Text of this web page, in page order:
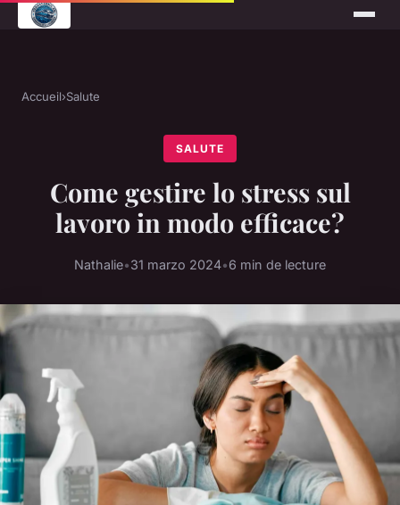
Accueil›Salute
SALUTE
Come gestire lo stress sul
lavoro in modo efficace?
Nathalie•31 marzo 2024•6 min de lecture